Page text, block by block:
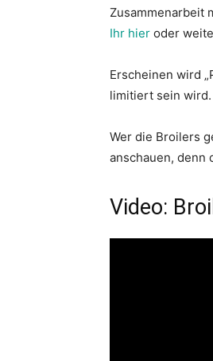
Zusammenarbeit
Ihr hier oder
Erscheinen wird
limitiert sein wird.
Wer die Broilers
anschauen, denn
Video: